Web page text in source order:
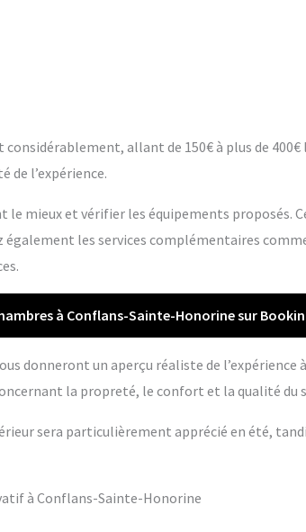
allant de 150€ à plus de 400€
de l’expérience.
le mieux et vérifier les équipements proposés.
également les services complémentaires
à Conflans-Sainte-Honorine sur
donneront un aperçu réaliste de l’expérience
la propreté, le confort et la qualité du
sera particulièrement apprécié en été,
à Conflans-Sainte-Honorine